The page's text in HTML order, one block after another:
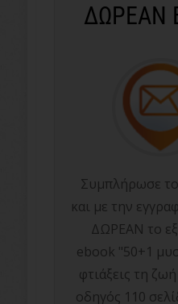
ΔΩΡΕΑΝ
Συμπλήρωσε
και με την
ΔΩΡΕΑΝ το
ebook "50+1
φτιάξεις τη
οδηγός 110